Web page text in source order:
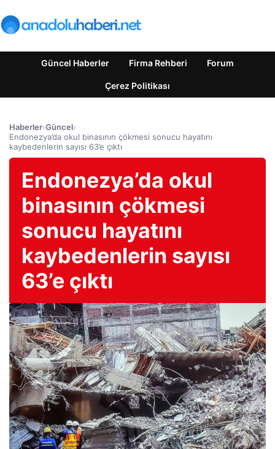
Güncel Haberler Firma Rehberi Forum
Çerez Politikası
Haberler›Güncel›
Endonezya’da okul binasının çökmesi sonucu hayatını
kaybedenlerin sayısı 63’e çıktı
Endonezya’da okul
binasının çökmesi
sonucu hayatını
kaybedenlerin sayısı
63’e çıktı